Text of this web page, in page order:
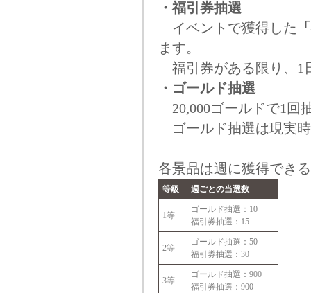
・福引券抽選
イベントで獲得した
ます。
福引券がある限り、1
・ゴールド抽選
20,000ゴールドで1回
ゴールド抽選は現実
各景品は週に獲得でき
等級 週ごとの当選数
1等
ゴールド抽選：10
福引券抽選：15
2等
ゴールド抽選：50
福引券抽選：30
3等
ゴールド抽選：900
福引券抽選：900